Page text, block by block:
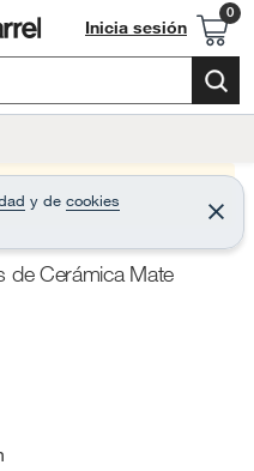
Inicia sesión
y de cookies
C
e
r
de Cerámica Mate